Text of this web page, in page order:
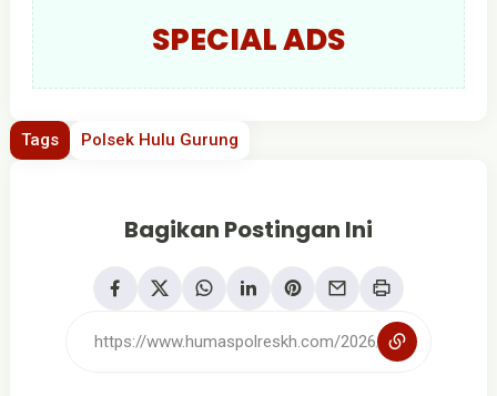
SPECIAL ADS
Tags Polsek Hulu Gurung
Bagikan Postingan Ini